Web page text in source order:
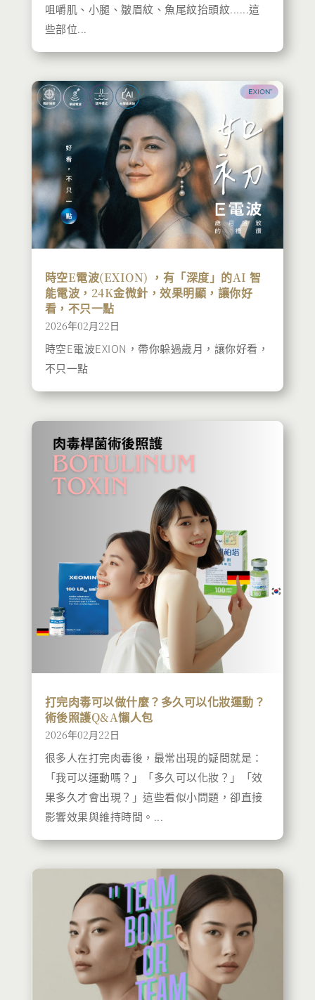
咀嚼肌、小腿、皺眉紋、魚尾紋抬頭紋......這
些部位...
時空E電波(EXION) ，有「深度」的AI 智
能電波，24K金微針，效果明顯，讓你好
看，不只一點
2026年02月22日
時空E電波EXION，帶你躲過歲月，讓你好看，
不只一點
打完肉毒可以做什麼？多久可以化妝運動？
術後照護Q&A懶人包
2026年02月22日
很多人在打完肉毒後，最常出現的疑問就是：
「我可以運動嗎？」「多久可以化妝？」「效
果多久才會出現？」這些看似小問題，卻直接
影響效果與維持時間。...